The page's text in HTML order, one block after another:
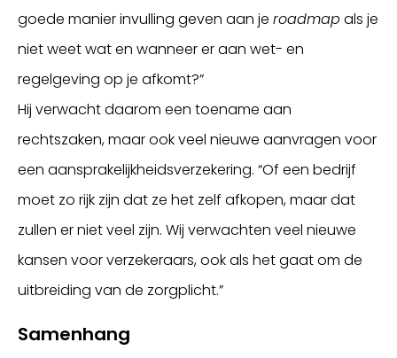
goede manier invulling geven aan je roadmap als je
niet weet wat en wanneer er aan wet- en
regelgeving op je afkomt?”
Hij verwacht daarom een toename aan
rechtszaken, maar ook veel nieuwe aanvragen voor
een aansprakelijkheidsverzekering. “Of een bedrijf
moet zo rijk zijn dat ze het zelf afkopen, maar dat
zullen er niet veel zijn. Wij verwachten veel nieuwe
kansen voor verzekeraars, ook als het gaat om de
uitbreiding van de zorgplicht.”
Samenhang